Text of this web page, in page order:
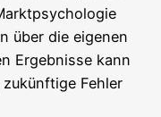
über die eige­nen
Ergeb­nis­se kann
Feh­ler